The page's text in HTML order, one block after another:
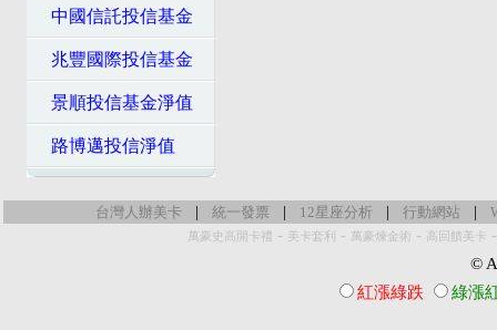
中國信託投信基金
兆豐國際投信基金
景順投信基金淨值
路博邁投信淨值
台灣人辦美卡 | 統一發票 | 12星座分析 | 行動網站 |
萬豪史高開卡禮 - 美卡套利 - 萬豪煉金術 - 高回饋美卡
©
紅漲綠跌
綠漲